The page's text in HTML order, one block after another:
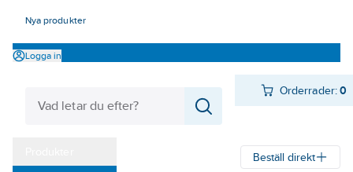
Nya produkter
Logga in
Orderrader:0
Beställ direkt